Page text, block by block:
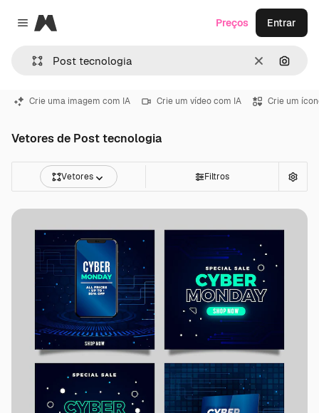
Close menu
Magnific
Limpar
Preços Entrar
Crie uma imagem com IA Crie um vídeo com IA Crie um
Vetores de Post tecnologia
Vetores Filtros